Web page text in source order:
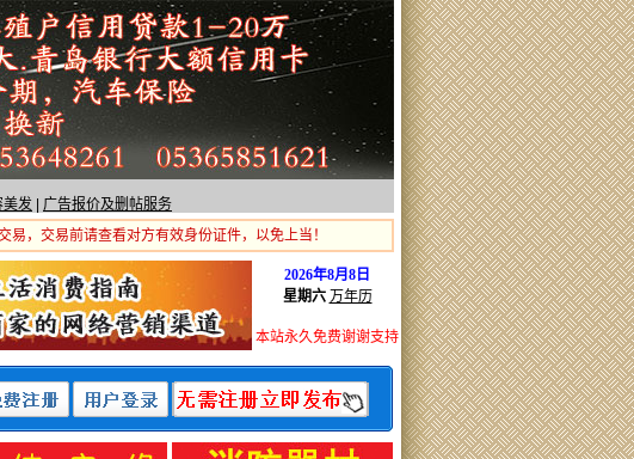
美发
广告报价及删帖服务
，交易前请查看对方有效身份证件，以免上当！
2026年8月8日
星期六 万年历
本站永久免费谢谢支持